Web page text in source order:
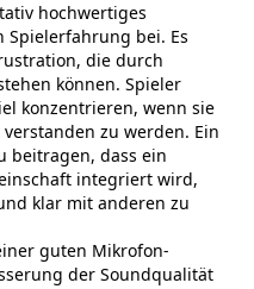
hochwertiges
bei. Es
die durch
können. Spieler
konzentrieren, wenn sie
zu werden. Ein
beitragen, dass ein
integriert wird,
klar mit anderen zu
guten Mikrofon-
der Soundqualität